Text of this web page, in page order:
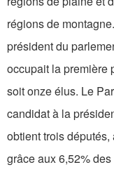
régions de
président du
occupait la première
soit onze élus. Le
candidat à la
obtient trois députés,
grâce aux 6,52%